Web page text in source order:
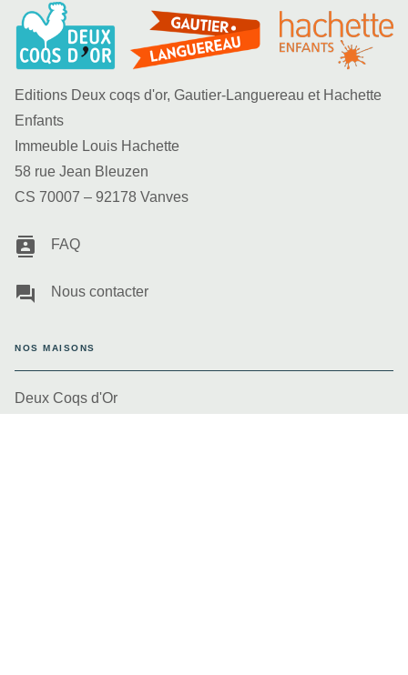
Editions Deux coqs d'or, Gautier-Languereau et Hachette
Enfants
Immeuble Louis Hachette
58 rue Jean Bleuzen
CS 70007 – 92178 Vanves
contacts FAQ
question_answer Nous contacter
NOS MAISONS
Deux Coqs d'Or